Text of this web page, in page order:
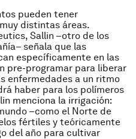
pueden tener
distintas áreas.
Sallin –otro de los
señala que las
específicamente en las
pre-programar para liberar
enfermedades a un ritmo
haber para los polímeros
menciona la irrigación:
–como el Norte de
fértiles y teóricamente
del año para cultivar